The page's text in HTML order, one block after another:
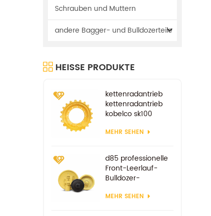
Schrauben und Muttern
andere Bagger- und Bulldozerteile
HEISSE PRODUKTE
kettenradantrieb
kettenradantrieb
kobelco sk100
fahrradersatzteile
MEHR SEHEN
d85 professionelle
Front-Leerlauf-
Bulldozer-
MEHR SEHEN